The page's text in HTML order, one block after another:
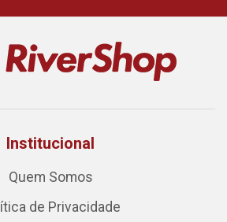
Institucional
Quem Somos
de Privacidade